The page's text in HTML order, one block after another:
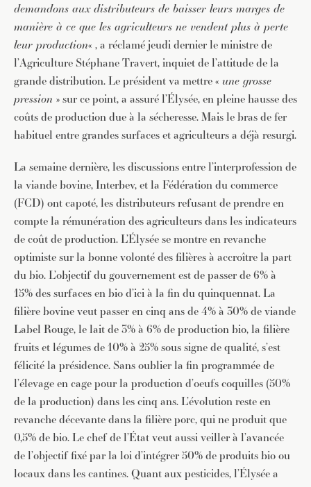
demandons aux distributeurs de baisser leurs marges de
manière à ce que les agriculteurs ne vendent plus à perte
leur production« , a réclamé jeudi dernier le ministre de
l’Agriculture Stéphane Travert, inquiet de l’attitude de la
grande distribution. Le président va mettre « une grosse
pression » sur ce point, a assuré l’Élysée, en pleine hausse des
coûts de production due à la sécheresse. Mais le bras de fer
habituel entre grandes surfaces et agriculteurs a déjà resurgi.
La semaine dernière, les discussions entre l’interprofession de
la viande bovine, Interbev, et la Fédération du commerce
(FCD) ont capoté, les distributeurs refusant de prendre en
compte la rémunération des agriculteurs dans les indicateurs
de coût de production. L’Élysée se montre en revanche
optimiste sur la bonne volonté des filières à accroître la part
du bio. L’objectif du gouvernement est de passer de 6% à
15% des surfaces en bio d’ici à la fin du quinquennat. La
filière bovine veut passer en cinq ans de 4% à 30% de viande
Label Rouge, le lait de 3% à 6% de production bio, la filière
fruits et légumes de 10% à 25% sous signe de qualité, s’est
félicité la présidence. Sans oublier la fin programmée de
l’élevage en cage pour la production d’oeufs coquilles (50%
de la production) dans les cinq ans. L’évolution reste en
revanche décevante dans la filière porc, qui ne produit que
0,5% de bio. Le chef de l’État veut aussi veiller à l’avancée
de l’objectif fixé par la loi d’intégrer 50% de produits bio ou
locaux dans les cantines. Quant aux pesticides, l’Élysée a
JE M'INSCRIS À LA NEWSLETTER